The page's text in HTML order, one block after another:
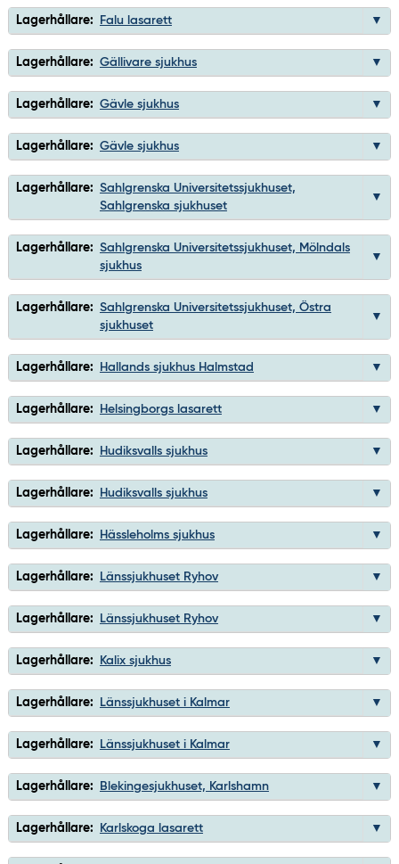
Lagerhållare: Falu lasarett
Lagerhållare: Gällivare sjukhus
Lagerhållare: Gävle sjukhus
Lagerhållare: Gävle sjukhus
Lagerhållare: Sahlgrenska Universitetssjukhuset,
Sahlgrenska sjukhuset
Lagerhållare: Sahlgrenska Universitetssjukhuset, Mölndals
sjukhus
Lagerhållare: Sahlgrenska Universitetssjukhuset, Östra
sjukhuset
Lagerhållare: Hallands sjukhus Halmstad
Lagerhållare: Helsingborgs lasarett
Lagerhållare: Hudiksvalls sjukhus
Lagerhållare: Hudiksvalls sjukhus
Lagerhållare: Hässleholms sjukhus
Lagerhållare: Länssjukhuset Ryhov
Lagerhållare: Länssjukhuset Ryhov
Lagerhållare: Kalix sjukhus
Lagerhållare: Länssjukhuset i Kalmar
Lagerhållare: Länssjukhuset i Kalmar
Lagerhållare: Blekingesjukhuset, Karlshamn
Lagerhållare: Karlskoga lasarett